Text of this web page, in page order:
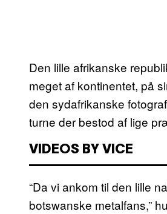
Den lille afrikanske
meget af kontinentet, på
den sydafrikanske
turne der bestod af lige
VIDEOS BY VICE
“Da vi ankom til den lille
botswanske metalfans,”